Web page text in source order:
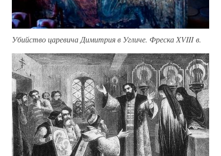
Убийство царевича Димитрия в Угличе. Фреска XVIII в.